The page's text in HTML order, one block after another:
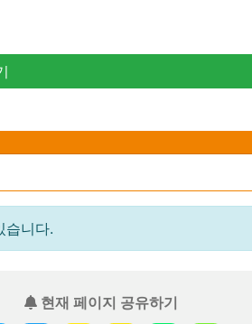
습니다.
현재 페이지 공유하기